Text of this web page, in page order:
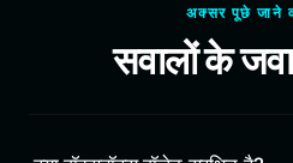
अक्सर पूछे जाने
सवालों के